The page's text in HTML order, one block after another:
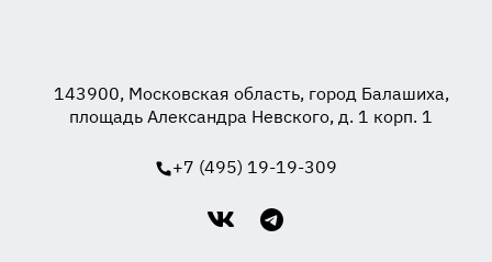
143900, Московская область, город Балашиха,
площадь Александра Невского, д. 1 корп. 1
+7 (495) 19-19-309